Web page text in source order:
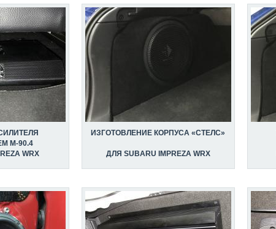
M-90.4
WRX
ИЗГОТОВЛЕНИЕ КОРПУСА «СТЕЛС»
ДЛЯ SUBARU IMPREZA WRX